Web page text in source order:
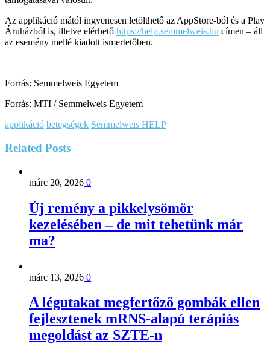
Az applikáció mától ingyenesen letölthető az AppStore-ból és a Play
Áruházból is, illetve elérhető https://help.semmelweis.hu címen – áll
az esemény mellé kiadott ismertetőben.
Forrás: Semmelweis Egyetem
Forrás: MTI / Semmelweis Egyetem
applikáció betegségek Semmelweis HELP
Related Posts
márc 20, 2026 0
Új remény a pikkelysömör
kezelésében – de mit tehetünk már
ma?
márc 13, 2026 0
A légutakat megfertőző gombák ellen
fejlesztenek mRNS-alapú terápiás
megoldást az SZTE-n